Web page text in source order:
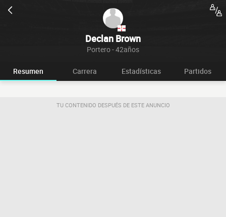
Declan Brown
Portero - 42años
Resumen Carrera Estadísticas Partidos
TU CONTENIDO DESPUÉS DE ESTE ANUNCIO